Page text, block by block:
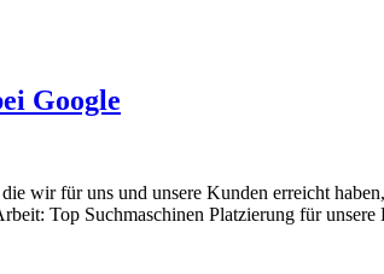
Google
wir für uns und unsere Kunden erreicht
Top Suchmaschinen Platzierung für